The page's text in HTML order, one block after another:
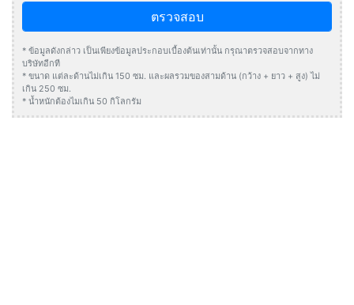
ตรวจสอบ
* ข้อมูลดังกล่าว เป็นเพียงข้อมูลประกอบเบื้องต้นเท่านั้น กรุณาตรวจสอบจากทาง
บริษัทอีกที
* ขนาด แต่ละด้านไม่เกิน 150 ซม. และผลรวมของสามด้าน (กว้าง + ยาว + สูง) ไม่
เกิน 250 ซม.
* น้ำหนักต้องไมเกิน 50 กิโลกรัม